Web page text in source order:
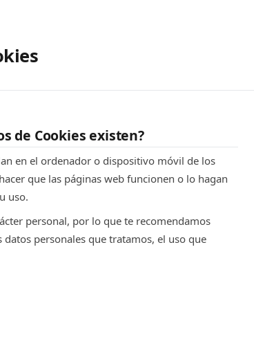
de Cookies existen?
en el ordenador o dispositivo móvil de los
que las páginas web funcionen o lo hagan
uso.
personal, por lo que te recomendamos
datos personales que tratamos, el uso que